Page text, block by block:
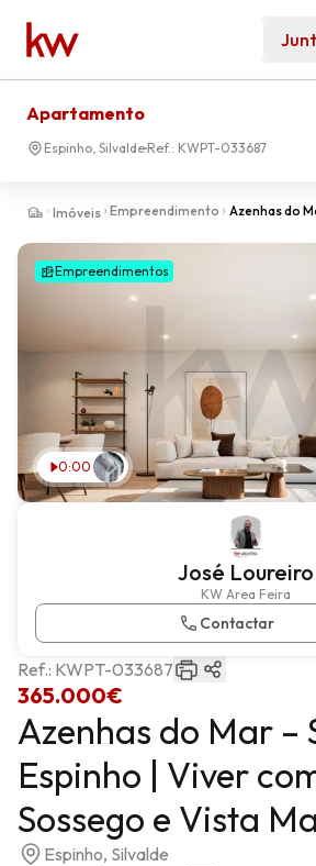
Imóveis Empreendimento
Azenhas do
Mar
Apartamento
Espinho, Silvalde Ref.: KWPT-033687
0:00
Empreendimentos
José Loureiro
KW Area Feira
Contactar
365.000€
Ref.: KWPT-033687
Azenhas do Mar –
Espinho | Viver
Sossego e Vista
Espinho, Silvalde